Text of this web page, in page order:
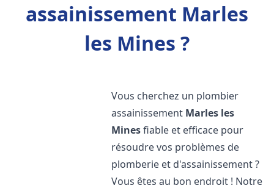
assainissement Marles
les Mines ?
Vous cherchez un plombier
assainissement Marles les
Minesfiable et efficace pour
résoudre vos problèmes de
plomberie et d'assainissement ?
Vous êtes au bon endroit ! Notre